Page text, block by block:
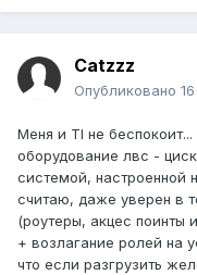
Catzzz
Опубликовано
Меня и TI не
оборудование лвс -
системой, настроенной
считаю, даже уверен в
(роутеры, акцес поинты
+ возлагание ролей на
что если разгрузить